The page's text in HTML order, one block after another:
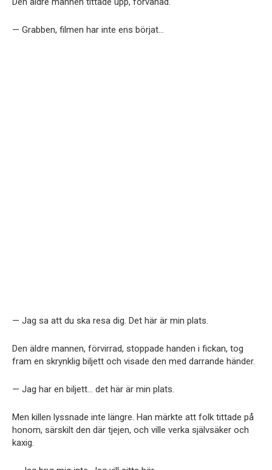
— Grabben, filmen har inte ens börjat…
— Jag sa att du ska resa dig. Det här är min plats.
Den äldre mannen, förvirrad, stoppade handen i fickan, tog
fram en skrynklig biljett och visade den med darrande händer.
— Jag har en biljett… det här är min plats.
Men killen lyssnade inte längre. Han märkte att folk tittade på
honom, särskilt den där tjejen, och ville verka självsäker och
kaxig.